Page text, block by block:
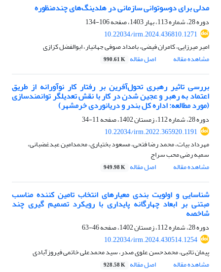
مدلی برای دوسوتوانی سازمانی در هلدینگ‌های چندمنظوره
دوره 28، شماره 113، بهار 1403، صفحه
106-134
10.22034/irm.2024.436810.1271
امیر میرزایی، کامران فیضی، بامداد صوفی جهانیار، ابوالفضل کزازی
مشاهده مقاله
اصل مقاله 990.61 K
بررسی تاثیر رهبری تحول‌آفرین بر رفتار کار نوآورانه از طریق
اعتماد به رهبر و عجین شدن در کار با نقش تعدیلگر توانمندسازی
(مورد مطالعه: اداره کل بندر و دریانوردی خرمشهر)
دوره 28، شماره 112، زمستان 1402، صفحه
11-34
10.22034/irm.2022.365920.1191
مهرداد بیات، محمد رضا فتحی، مسعود بختیاری، محمدامین عبدغضبانی،
سمیه رضی محب سراج
مشاهده مقاله
اصل مقاله 949.98 K
شناسایی و اولویت بندی معیارهای انتخاب تامین کننده مناسب
مبتنی بر ابعاد چهارگانه پایداری با رویکرد تصمیم گیری چند
شاخصه
دوره 28، شماره 112، زمستان 1402، صفحه
46-63
10.22034/irm.2024.430514.1254
پیمان تائبی، محمدحسن علوی صدر، سید محمدعلی خاتمی فیروزآبادی
مشاهده مقاله
اصل مقاله 928.58 K